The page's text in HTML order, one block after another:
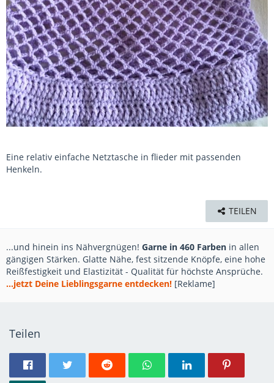
Eine relativ einfache Netztasche in flieder mit passenden
Henkeln.
TEILEN
...und hinein ins Nähvergnügen! Garne in 460 Farben in allen
gängigen Stärken. Glatte Nähe, fest sitzende Knöpfe, eine hohe
Reißfestigkeit und Elastizität - Qualität für höchste Ansprüche.
...jetzt Deine Lieblingsgarne entdecken! [Reklame]
Teilen